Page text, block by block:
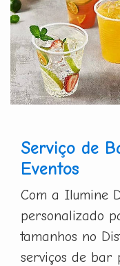
Serviço de
Eventos
Com a Ilumine
personalizado
tamanhos no
serviços de bar